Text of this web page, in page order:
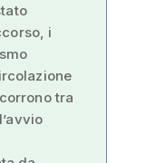
i
tra